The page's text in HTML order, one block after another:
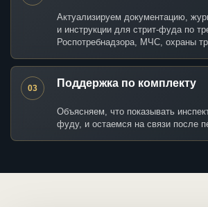
Актуализируем документацию,
и инструкции для стрит-фуда по
Роспотребнадзора, МЧС, охраны
03 Поддержка по комплекту
Объясняем, что показывать
фуду, и остаемся на связи после